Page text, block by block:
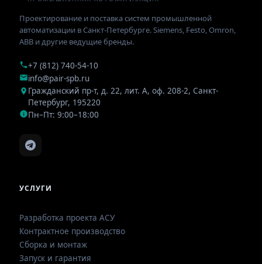
Проектирование и поставка систем промышленной
автоматизации в Санкт-Петербурге. Siemens, Festo, Omron,
ABB и другие ведущие бренды.
+7 (812) 740-54-10
info@pair-spb.ru
Гражданский пр-т, д. 22, лит. А, оф. 208-2, Санкт-
Петербург, 195220
Пн–Пт: 9:00–18:00
УСЛУГИ
Разработка проекта АСУ
Контрактное производство
Сборка и монтаж
Запуск и гарантия